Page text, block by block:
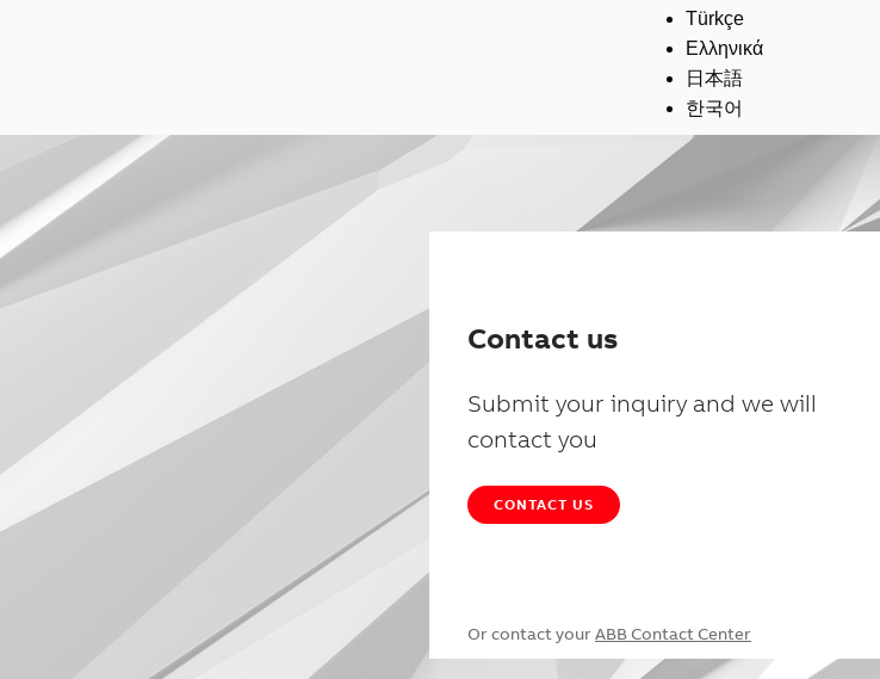
Türkçe
Ελληνικά
日本語
한국어
Contact us
Submit your inquiry and we will
contact you
CONTACT US
Or contact your ABB Contact Center